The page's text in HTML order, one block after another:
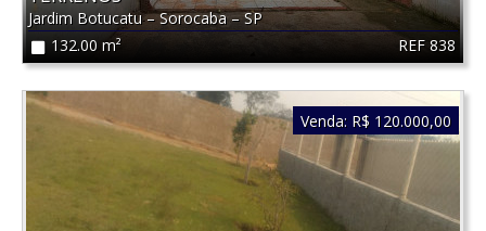
REF 838
Jardim Botucatu–Sorocaba–SP
132.00 m²
Venda: R$ 120.000,00